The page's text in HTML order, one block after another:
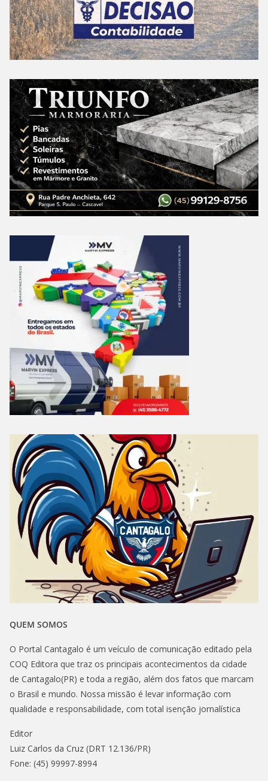
QUEM SOMOS
O Portal Cantagalo é um veículo de comunicação editado pela
COQ Editora que traz os principais acontecimentos da cidade
de Cantagalo(PR) e toda a região, além dos fatos que marcam
o Brasil e mundo. Nossa missão é levar informação com
qualidade e responsabilidade, com total isenção jornalística
Editor
Luiz Carlos da Cruz (DRT 12.136/PR)
Fone: (45) 99997-8994